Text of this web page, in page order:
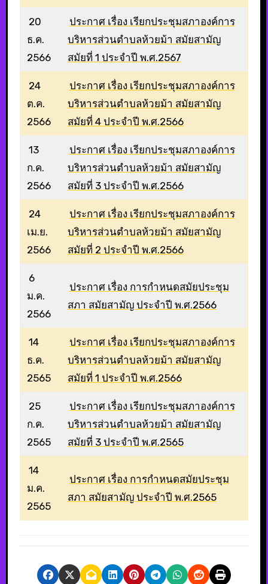
20
ธ.ค.
2566
ประกาศ เรื่อง เรียกประชุมสภาองค์การ
บริหารส่วนตำบลห้วยม้า สมัยสามัญ
สมัยที่ 1 ประจำปี พ.ศ.2567
24
ต.ค.
2566
ประกาศ เรื่อง เรียกประชุมสภาองค์การ
บริหารส่วนตำบลห้วยม้า สมัยสามัญ
สมัยที่ 4 ประจำปี พ.ศ.2566
13
ก.ค.
2566
ประกาศ เรื่อง เรียกประชุมสภาองค์การ
บริหารส่วนตำบลห้วยม้า สมัยสามัญ
สมัยที่ 3 ประจำปี พ.ศ.2566
24
เม.ย.
2566
ประกาศ เรื่อง เรียกประชุมสภาองค์การ
บริหารส่วนตำบลห้วยม้า สมัยสามัญ
สมัยที่ 2 ประจำปี พ.ศ.2566
6
ม.ค.
2566
ประกาศ เรื่อง การกำหนดสมัยประชุม
สภา สมัยสามัญ ประจำปี พ.ศ.2566
14
ธ.ค.
2565
ประกาศ เรื่อง เรียกประชุมสภาองค์การ
บริหารส่วนตำบลห้วยม้า สมัยสามัญ
สมัยที่ 1 ประจำปี พ.ศ.2566
25
ก.ค.
2565
ประกาศ เรื่อง เรียกประชุมสภาองค์การ
บริหารส่วนตำบลห้วยม้า สมัยสามัญ
สมัยที่ 3 ประจำปี พ.ศ.2565
14
ม.ค.
2565
ประกาศ เรื่อง การกำหนดสมัยประชุม
สภา สมัยสามัญ ประจำปี พ.ศ.2565